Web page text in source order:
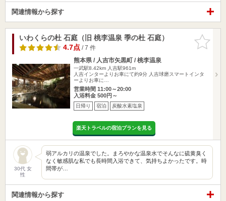
関連情報から探す
お気に入
りに追加
いわくらの杜 石庭（旧 桃李温泉 季の杜 石庭）
4.7点/ 7 件
熊本県 / 人吉市矢黒町 / 桃李温泉
一武駅8.42km 人吉駅961m
人吉インターよりお車にて約9分 人吉球磨スマートインタ
ーよりお車に…
営業時間 11:00～20:00
入浴料金 500円～
日帰り 宿泊 炭酸水素塩泉
楽天トラベルの宿泊プランを見る
30代 女
性
弱アルカリの温泉でした。まろやかな温泉水でそんなに硫黄臭く
なく敏感肌な私でも長時間入浴できて、気持ちよかったです。時
間帯が…
関連情報から探す